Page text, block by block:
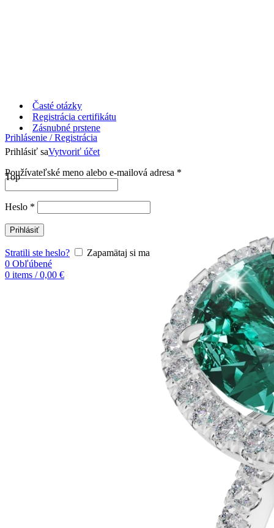
Časté otázky
Registrácia certifikátu
Prihlásenie / Registrácia
Prihlásiť saVytvoriť účet
Používateľské meno alebo e-mailová adresa *
Heslo *
Prihlásiť
Stratili ste heslo?
Zapamätaj si ma
0 Obľúbené
0 items / 0,00 €
Zásnubné prstene
Top